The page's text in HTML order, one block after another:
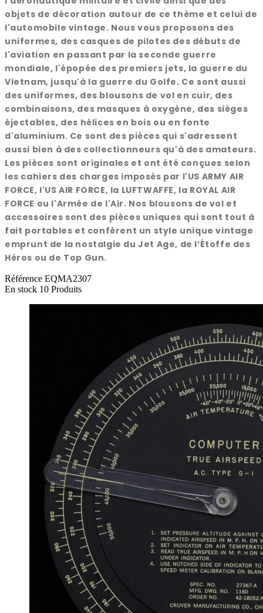
objets de décoration autour de ce thème et celui de
l'automobile vintage. Nous vous proposons des
uniformes, des casques de pilotes des débuts de
l'aviation en passant par la seconde guerre
mondiale, l'épopée des premiers jets, la guerre du
Vietnam, jusqu'à la guerre du Golfe. Ce sont aussi
des uniformes, des blousons de vol en cuir, des
combinaisons, des masques à oxygène, des sièges
éjectables, des hélices en bois ou en fonte
d'aluminium. Ce sont des pièces qui s'adressent
aussi bien à des collectionneurs qu'à des amateurs.
Les pièces sont originales et ont été conçues selon
les cahiers des charges imposés par l'US ARMY AIR
FORCE, l'US AIR FORCE, la LUFTWAFFE, la ROYAL AIR
FORCE ou l'Armée de l'Air. Nos blousons de vol et
accessoires sont des pièces uniques qui sont tout à
fait portables et confèrent un style unique vintage
emprunt de la nostalgie du Jet Age, de l’Étoffe des
Héros ou de Top Gun.
Référence EQMA2307
En stock 10 Produits